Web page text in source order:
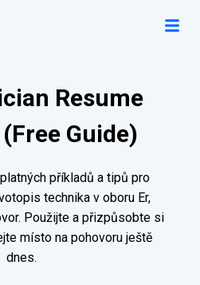
Resume
Guide)
příkladů a tipů pro
technika v oboru Er,
Použijte a přizpůsobte si
místo na pohovoru ještě
dnes.